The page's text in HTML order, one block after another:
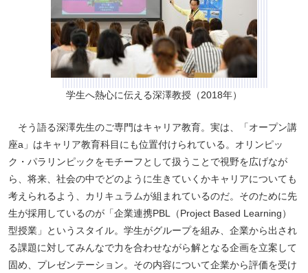
学生へ熱心に伝える深澤教授（2018年）
そう語る深澤先生のご専門はキャリア教育。実は、「オープン講
座a」はキャリア教育科目にも位置付けられている。オリンピッ
ク・パラリンピックをモチーフとして扱うことで視野を広げなが
ら、将来、社会の中でどのように生きていくかキャリアについても
考えられるよう、カリキュラムが組まれているのだ。そのために先
生が採用しているのが「企業連携PBL（Project Based Learning）
型授業」というスタイル。学生がグループを組み、企業から出され
る課題に対してみんなで力を合わせながら解となる企画を立案して
固め、プレゼンテーション。その内容について企業から評価を受け